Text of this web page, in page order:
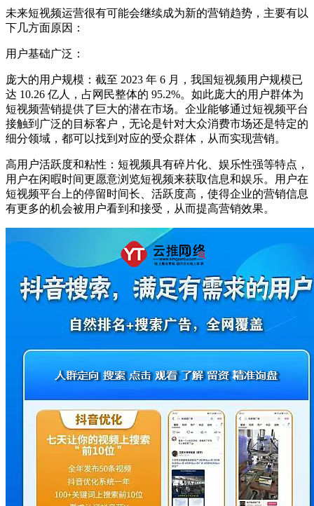
未来短视频运营很有可能会继续成为新的营销趋势，主要有以
下几方面原因：
用户基础广泛：
庞大的用户规模：截至 2023 年 6 月，我国短视频用户规模已
达 10.26 亿人，占网民整体的 95.2%。如此庞大的用户群体为
短视频营销提供了巨大的潜在市场。企业能够通过短视频平台
接触到广泛的目标客户，无论是针对大众消费市场还是特定的
细分领域，都可以找到对应的受众群体，从而实现营销。
高用户活跃度和粘性：短视频具有碎片化、娱乐性强等特点，
用户在闲暇时间更愿意浏览短视频来获取信息和娱乐。用户在
短视频平台上的停留时间长、活跃度高，使得企业的营销信息
有更多的机会被用户看到和接受，从而提高营销效果。